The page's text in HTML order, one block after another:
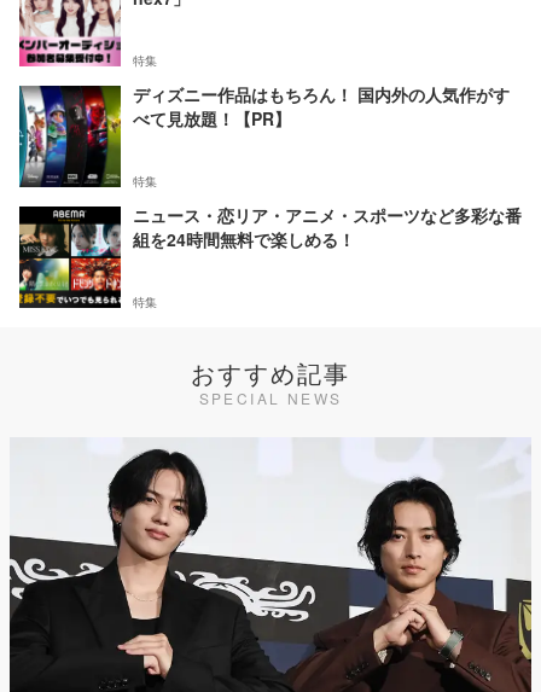
特集
ディズニー作品はもちろん！ 国内外の人気作がす
べて見放題！【PR】
特集
ニュース・恋リア・アニメ・スポーツなど多彩な番
組を24時間無料で楽しめる！
特集
おすすめ記事
SPECIAL NEWS